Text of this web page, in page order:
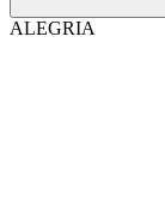
ALEGRIA